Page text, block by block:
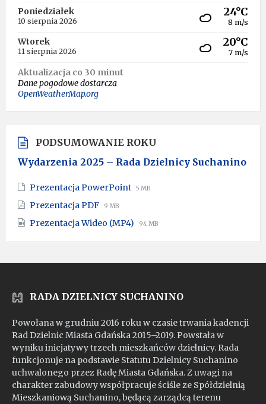
Poniedziałek
10 sierpnia 2026
24°C
8 m/s
Wtorek
11 sierpnia 2026
20°C
7 m/s
Aktualizacja co 30 minut
Dane pogodowe dostarcza
OpenWeatherMap.org
PODSUMOWANIE ROKU
Wydarzenia 2025 – Rada Dzielnicy Suchanino
Prezentacja PowerPoint File
File
5 MB
Prezentacja PDF File
pdf
File
9 MB
Prezentacja Wideo (MP4) File
mp4
File
94 MB
RADA DZIELNICY SUCHANINO
Powołana w grudniu 2016 roku w czasie trwania kadencji
Rad Dzielnic Miasta Gdańska 2015–2019. Powstała w
wyniku inicjatywy trzech mieszkańców dzielnicy. Rada
funkcjonuje na podstawie Statutu Dzielnicy Suchanino
uchwalonego przez Radę Miasta Gdańska. Z uwagi na
charakter zabudowy współpracuje ściśle ze Spółdzielnią
Mieszkaniową Suchanino, będącą zarządcą terenu